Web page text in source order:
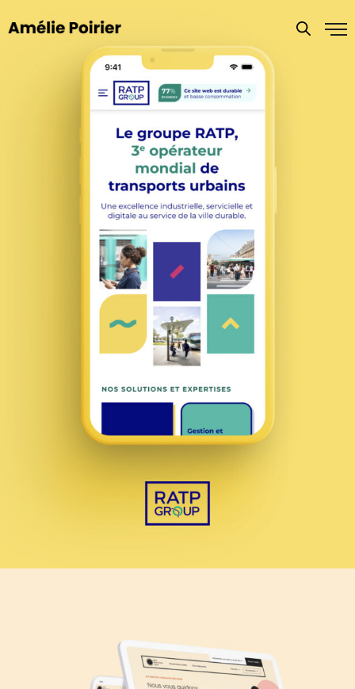
La Région Bretagne
WEBSITE